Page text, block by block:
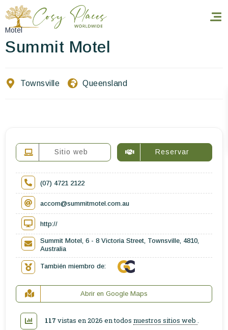
Reservar una estancia
Hacer que viajes
Estancia temática
Salud y seguridad
Escríbenos
ES
Motel
Summit Motel
Townsville Queensland
Sitio web Reservar
(07) 4721 2122
accom@summitmotel.com.au
http://
Summit Motel, 6 - 8 Victoria Street, Townsville, 4810,
Australia
También miembro de:
Abrir en Google Maps
117 vistas en 2026 en todos nuestros sitios web